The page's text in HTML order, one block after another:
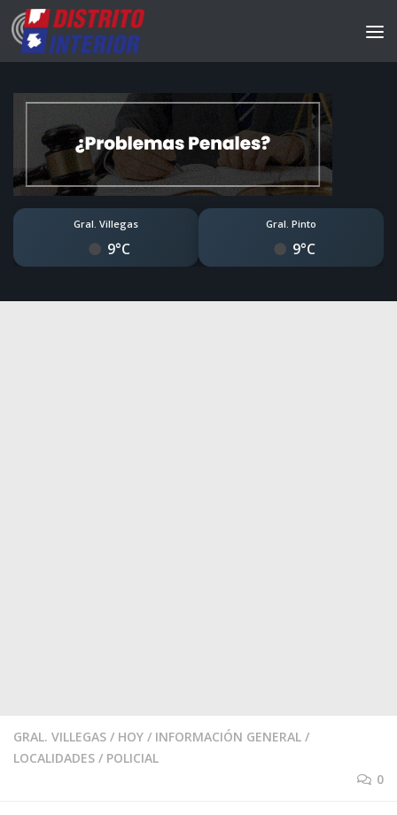
Gral. Villegas
9°C
Gral. Pinto
9°C
GRAL. VILLEGAS / HOY / INFORMACIÓN GENERAL /
LOCALIDADES / POLICIAL
0